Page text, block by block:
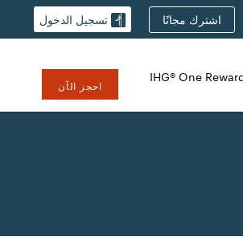
اشترك مجانًا تسجيل الدخول
احجز الآن